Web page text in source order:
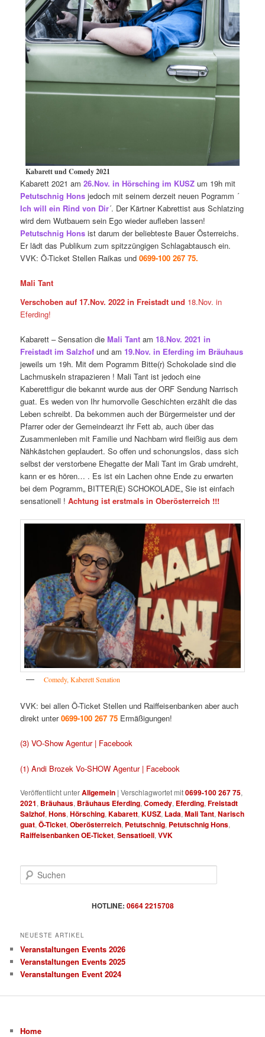
Kabarett und Comedy 2021
Kabarett 2021 am26.Nov. in Hörsching im KUSZ um 19h mit
Petutschnig Hons jedoch mit seinem derzeit neuen Pogramm ´
Ich will ein Rind von Dir´. Der Kärtner Kabrettist aus Schlatzing
wird dem Wutbauern sein Ego wieder aufleben lassen!
Petutschnig Hons ist darum der beliebteste Bauer Österreichs.
Er lädt das Publikum zum spitzzüngigen Schlagabtausch ein.
VVK: Ö-Ticket Stellen Raikas und0699-100 267 75.
Mali Tant
Verschoben auf 17.Nov. 2022 in Freistadt und 18.Nov. in
Eferding!
Kabarett – Sensation dieMali Tantam 18.Nov. 2021 in
Freistadt im Salzhofund am 19.Nov. in Eferding im Bräuhaus
jeweils um 19h. Mit dem Pogramm Bitte(r) Schokolade sind die
Lachmuskeln strapazieren ! Mali Tant ist jedoch eine
Kaberettfigur die bekannt wurde aus der ORF Sendung Narrisch
guat. Es weden von Ihr humorvolle Geschichten erzählt die das
Leben schreibt. Da bekommen auch der Bürgermeister und der
Pfarrer oder der Gemeindearzt ihr Fett ab, auch über das
Zusammenleben mit Familie und Nachbarn wird fleißig aus dem
Nähkästchen geplaudert. So offen und schonungslos, dass sich
selbst der verstorbene Ehegatte der Mali Tant im Grab umdreht,
kann er es hören… . Es ist ein Lachen ohne Ende zu erwarten
bei dem Pogramm„ BITTER(E) SCHOKOLADE„ Sie ist einfach
sensationell !Achtung ist erstmals in Oberösterreich !!!
Comedy, Kaberett Senation
VVK: bei allen Ö-Ticket Stellen und Raiffeisenbanken aber auch
direkt unter0699-100 267 75 Ermäßigungen!
(3) VO-Show Agentur | Facebook
(1) Andi Brozek Vo-SHOW Agentur | Facebook
Veröffentlicht unterAllgemein |Verschlagwortet mit0699-100 267 75,
2021, Bräuhaus, Bräuhaus Eferding,Comedy, Eferding,Freistadt
Salzhof,Hons,Hörsching,Kabarett,KUSZ, Lada,Mali Tant,Narisch
guat,Ö-Ticket,Oberösterreich, Petutschnig, Petutschnig Hons,
Raiffeisenbanken OE-Ticket,Sensatioell,VVK
u
HOTLINE: 0664 2215708
NEUESTE ARTIKEL
Veranstaltungen Events 2026
Veranstaltungen Events 2025
Veranstaltungen Event 2024
Home